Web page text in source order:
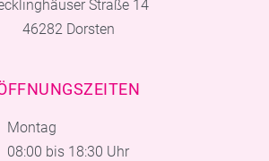
Straße 14
46282 Dorsten
Montag
08:00 bis 18:30 Uhr